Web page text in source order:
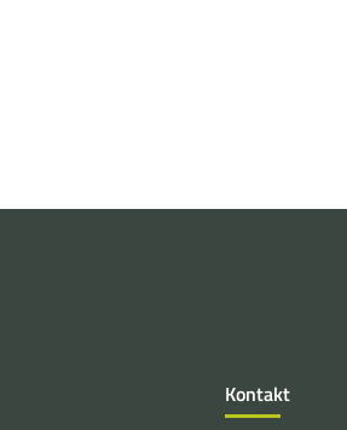
Kontakt